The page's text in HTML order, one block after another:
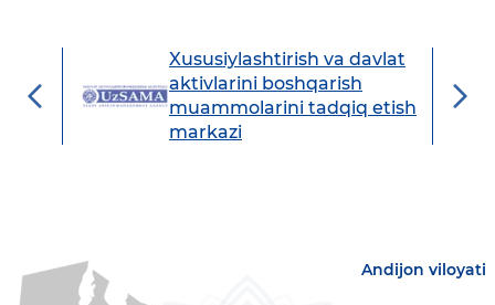
Xususiylashtirish va davlat
aktivlarini boshqarish
muammolarini tadqiq etish
markazi
Andijon viloyati